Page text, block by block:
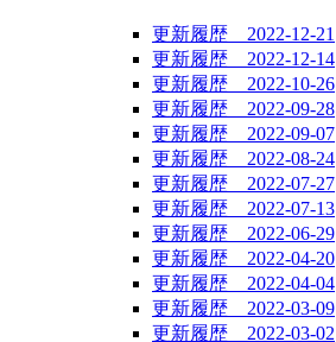
更新履歴 2022-12-21
更新履歴 2022-12-14
更新履歴 2022-10-26
更新履歴 2022-09-28
更新履歴 2022-09-07
更新履歴 2022-08-24
更新履歴 2022-07-27
更新履歴 2022-07-13
更新履歴 2022-06-29
更新履歴 2022-04-20
更新履歴 2022-04-04
更新履歴 2022-03-09
更新履歴 2022-03-02